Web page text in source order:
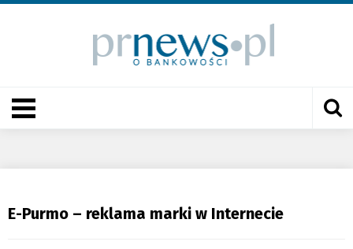
E-Purmo – reklama marki w Internecie